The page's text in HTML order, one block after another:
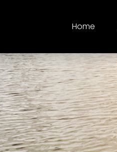
Home